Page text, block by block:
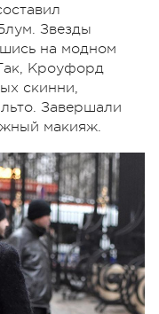
Звезды
на модном
Кроуфорд
скинни,
Завершали
макияж.